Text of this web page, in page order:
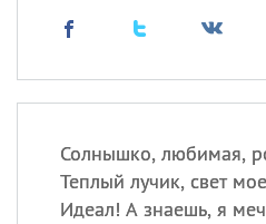
Солнышко, любимая,
Теплый лучик, свет
Идеал! А знаешь, я